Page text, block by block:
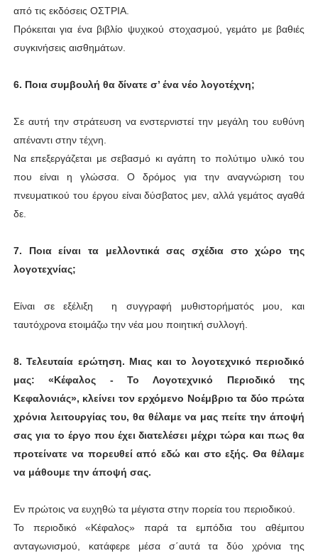
από τις εκδόσεις ΟΣΤΡΙΑ.
Πρόκειται για ένα βιβλίο ψυχικού στοχασμού, γεμάτο με βαθιές
συγκινήσεις αισθημάτων.
6. Ποια συμβουλή θα δίνατε σ’ ένα νέο λογοτέχνη;
Σε αυτή την στράτευση να ενστερνιστεί την μεγάλη του ευθύνη
απέναντι στην τέχνη.
Να επεξεργάζεται με σεβασμό κι αγάπη το πολύτιμο υλικό του
που είναι η γλώσσα. Ο δρόμος για την αναγνώριση του
πνευματικού του έργου είναι δύσβατος μεν, αλλά γεμάτος αγαθά
δε.
7. Ποια είναι τα μελλοντικά σας σχέδια στο χώρο της
λογοτεχνίας;
Είναι σε εξέλιξη η συγγραφή μυθιστορήματός μου, και
ταυτόχρονα ετοιμάζω την νέα μου ποιητική συλλογή.
8.Τελευταία ερώτηση. Μιας και το λογοτεχνικό περιοδικό
μας: «Κέφαλος - Το Λογοτεχνικό Περιοδικό της
Κεφαλονιάς», κλείνει τον ερχόμενο Νοέμβριο τα δύο πρώτα
χρόνια λειτουργίας του, θα θέλαμε να μας πείτε την άποψή
σας για το έργο που έχει διατελέσει μέχρι τώρα και πως θα
προτείνατε να πορευθεί από εδώ και στο εξής. Θα θέλαμε
να μάθουμε την άποψή σας.
Εν πρώτοις να ευχηθώ τα μέγιστα στην πορεία του περιοδικού.
Το περιοδικό «Κέφαλος» παρά τα εμπόδια του αθέμιτου
ανταγωνισμού, κατάφερε μέσα σ΄αυτά τα δύο χρόνια της